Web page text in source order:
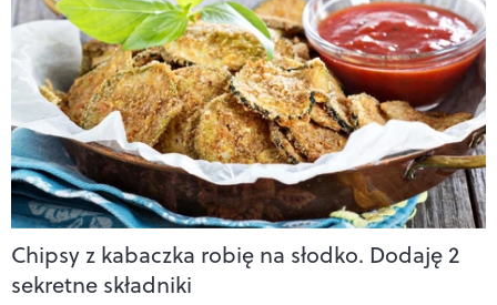
Chipsy z kabaczka robię na słodko. Dodaję 2
sekretne składniki